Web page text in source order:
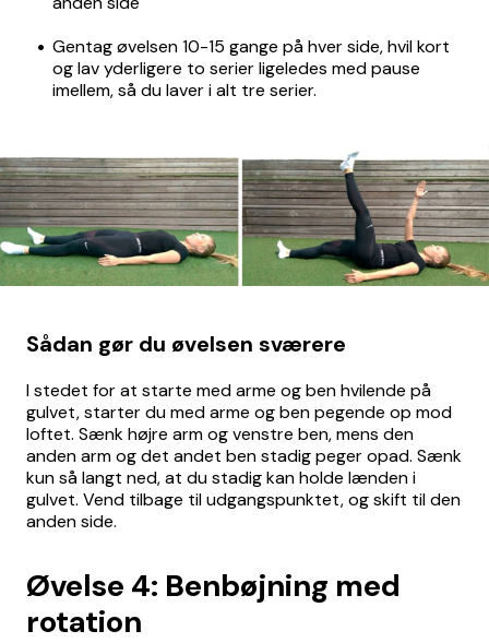
Gentag øvelsen 10-15 gange på hver side, hvil kort
og lav yderligere to serier ligeledes med pause
imellem, så du laver i alt tre serier.
Sådan gør du øvelsen sværere
I stedet for at starte med arme og ben hvilende på
gulvet, starter du med arme og ben pegende op mod
loftet. Sænk højre arm og venstre ben, mens den
anden arm og det andet ben stadig peger opad. Sænk
kun så langt ned, at du stadig kan holde lænden i
gulvet. Vend tilbage til udgangspunktet, og skift til den
anden side.
Øvelse 4: Benbøjning med
rotation